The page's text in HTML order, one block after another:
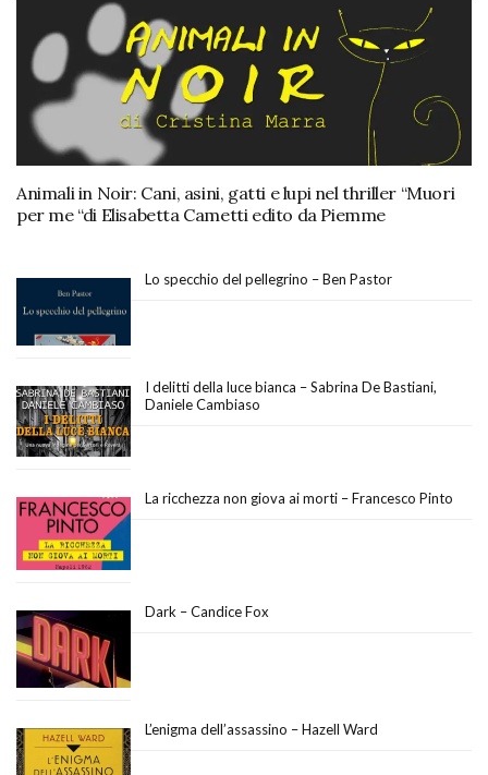
Animali in Noir: Cani, asini, gatti e lupi nel thriller “Muori
per me “di Elisabetta Cametti edito da Piemme
Lo specchio del pellegrino – Ben Pastor
I delitti della luce bianca – Sabrina De Bastiani,
Daniele Cambiaso
La ricchezza non giova ai morti – Francesco Pinto
Dark – Candice Fox
L’enigma dell’assassino – Hazell Ward